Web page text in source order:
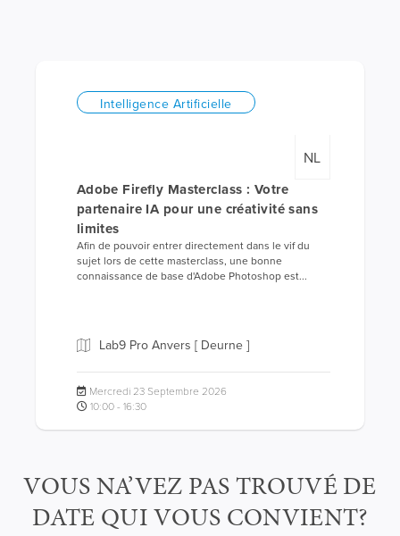
Intelligence Artificielle
NL
Adobe Firefly Masterclass : Votre
partenaire IA pour une créativité sans
limites
Afin de pouvoir entrer directement dans le vif du
sujet lors de cette masterclass, une bonne
connaissance de base d'Adobe Photoshop est...
Lab9 Pro Anvers [ Deurne ]
Mercredi 23 Septembre 2026
10:00 - 16:30
VOUS NA’VEZ PAS TROUVÉ DE
DATE QUI VOUS CONVIENT?